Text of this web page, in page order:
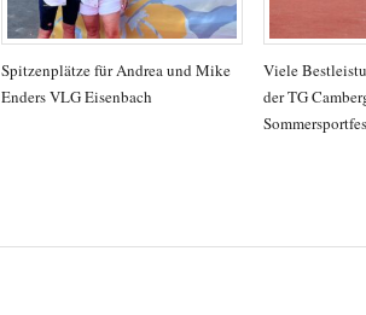
Spitzenplätze für Andrea und Mike
Enders VLG Eisenbach
Viele
der TG